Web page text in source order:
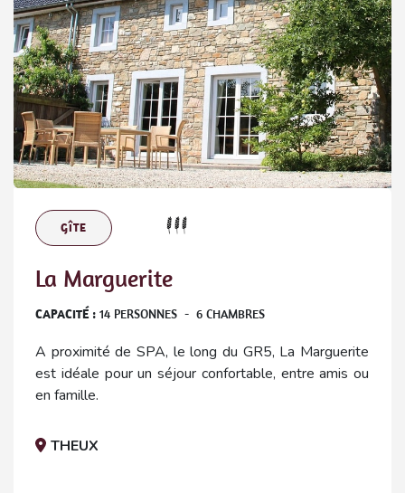
GÎTE
La Marguerite
CAPACITÉ : 14 PERSONNES - 6 CHAMBRES
A proximité de SPA, le long du GR5, La Marguerite
est idéale pour un séjour confortable, entre amis ou
en famille.
THEUX